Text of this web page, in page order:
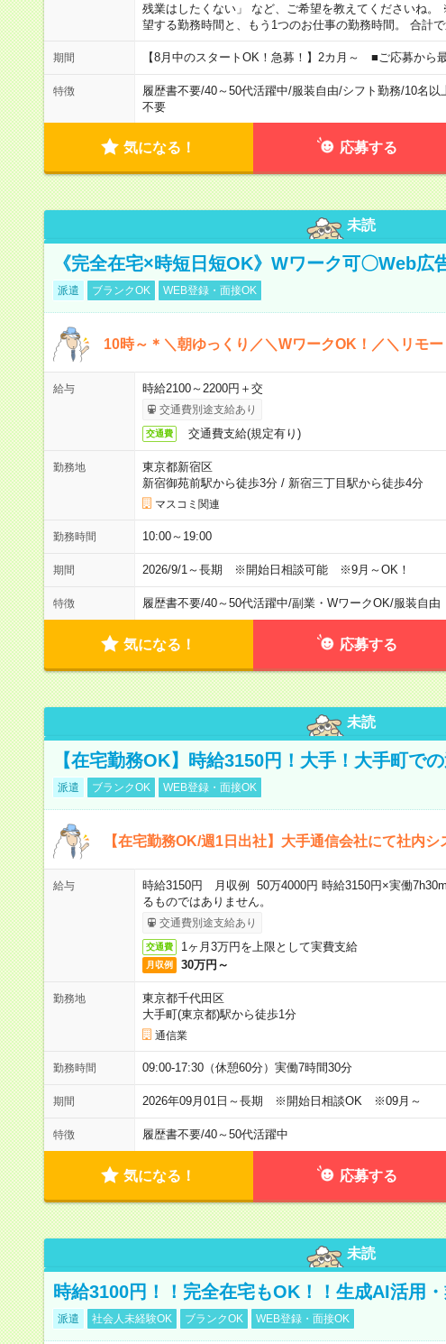
残業はしたくない」 など、ご希望を教えてくださいね
望する勤務時間と、もう1つのお仕事の勤務時間。 合計
期間 【8月中のスタートOK！急募！】2カ月～ ■ご応募から
特徴 履歴書不要/40～50代活躍中/服装自由/シフト勤務/10名以
不要
気になる！ 応募する
未読
《完全在宅×時短日短OK》Wワーク可〇Web広
派遣 ブランクOK WEB登録・面接OK
10時～＊＼朝ゆっくり／＼WワークOK！／＼リモ
給与 時給2100～2200円＋交
交通費別途支給あり
交通費 交通費支給(規定有り)
勤務地
東京都新宿区
新宿御苑前駅から徒歩3分/ 新宿三丁目駅から徒歩4分
マスコミ関連
勤務時間 10:00～19:00
期間 2026/9/1～長期 ※開始日相談可能 ※9月～OK！
特徴 履歴書不要/40～50代活躍中/副業・WワークOK/服装自由
気になる！ 応募する
未読
【在宅勤務OK】時給3150円！大手！大手町で
派遣 ブランクOK WEB登録・面接OK
【在宅勤務OK/週1日出社】大手通信会社にて社内
給与
時給3150円 月収例 50万4000円 時給3150円×実働
るものではありません。
交通費別途支給あり
交通費 1ヶ月3万円を上限として実費支給
月収例 30万円～
勤務地
東京都千代田区
大手町(東京都)駅から徒歩1分
通信業
勤務時間 09:00-17:30（休憩60分）実働7時間30分
期間 2026年09月01日～長期 ※開始日相談OK ※09月～
特徴 履歴書不要/40～50代活躍中
気になる！ 応募する
未読
時給3100円！！完全在宅もOK！！生成AI活用
派遣 社会人未経験OK ブランクOK WEB登録・面接OK